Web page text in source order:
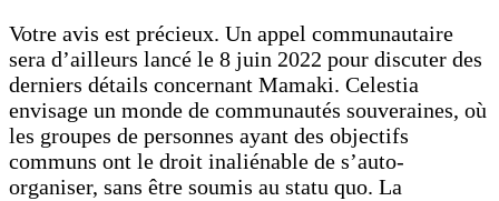
Votre avis est précieux. Un appel communautaire
sera d’ailleurs lancé le 8 juin 2022 pour discuter des
derniers détails concernant Mamaki. Celestia
envisage un monde de communautés souveraines, où
les groupes de personnes ayant des objectifs
communs ont le droit inaliénable de s’auto-
organiser, sans être soumis au statu quo. La